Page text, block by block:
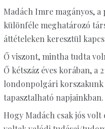
Madách Imre magányos,
különféle meghatározó
áttételeken keresztül
Ő viszont, mintha tudta
Ő kétszáz éves korában, a
londonpolgári korszakunk
tapasztalható napjainkban.
Hogy Madách csak jós volt